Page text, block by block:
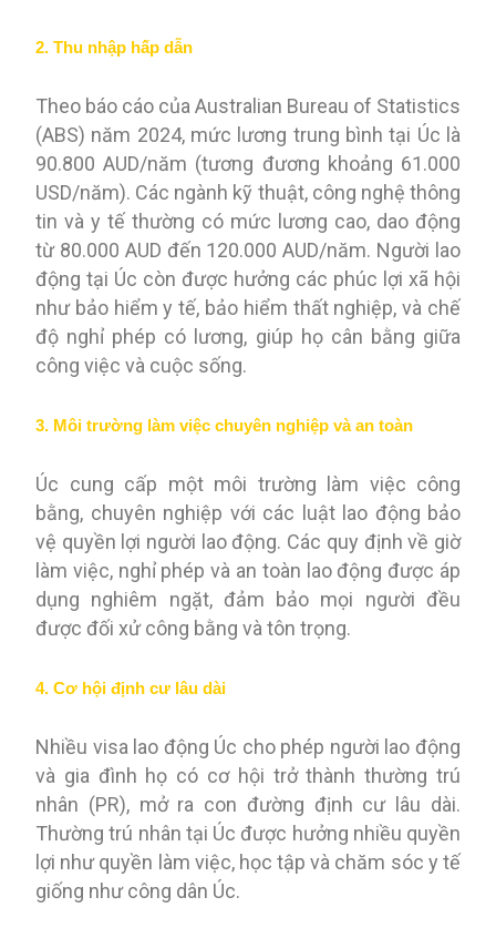
2. Thu nhập hấp dẫn
Theo báo cáo của Australian Bureau of Statistics
(ABS) năm 2024, mức lương trung bình tại Úc là
90.800 AUD/năm (tương đương khoảng 61.000
USD/năm). Các ngành kỹ thuật, công nghệ thông
tin và y tế thường có mức lương cao, dao động
từ 80.000 AUD đến 120.000 AUD/năm. Người lao
động tại Úc còn được hưởng các phúc lợi xã hội
như bảo hiểm y tế, bảo hiểm thất nghiệp, và chế
độ nghỉ phép có lương, giúp họ cân bằng giữa
công việc và cuộc sống.
3. Môi trường làm việc chuyên nghiệp và an toàn
Úc cung cấp một môi trường làm việc công
bằng, chuyên nghiệp với các luật lao động bảo
vệ quyền lợi người lao động. Các quy định về giờ
làm việc, nghỉ phép và an toàn lao động được áp
dụng nghiêm ngặt, đảm bảo mọi người đều
được đối xử công bằng và tôn trọng.
4. Cơ hội định cư lâu dài
Nhiều visa lao động Úc cho phép người lao động
và gia đình họ có cơ hội trở thành thường trú
nhân (PR), mở ra con đường định cư lâu dài.
Thường trú nhân tại Úc được hưởng nhiều quyền
lợi như quyền làm việc, học tập và chăm sóc y tế
giống như công dân Úc.